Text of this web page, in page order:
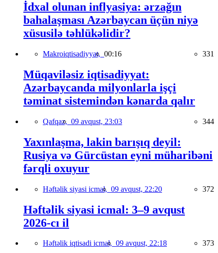
İdxal olunan inflyasiya: ərzağın
bahalaşması Azərbaycan üçün niyə
xüsusilə təhlükəlidir?
Makroiqtisadiyyat, 00:16 331
Müqaviləsiz iqtisadiyyat:
Azərbaycanda milyonlarla işçi
təminat sistemindən kənarda qalır
Qafqaz, 09 avqust, 23:03 344
Yaxınlaşma, lakin barışıq deyil:
Rusiya və Gürcüstan eyni müharibəni
fərqli oxuyur
Həftəlik siyasi icmal, 09 avqust, 22:20 372
Həftəlik siyasi icmal: 3–9 avqust
2026-cı il
Həftəlik iqtisadi icmal, 09 avqust, 22:18 373